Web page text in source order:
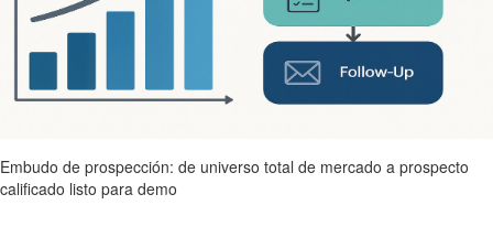
Embudo de prospección: de universo total de mercado a prospecto
calificado listo para demo